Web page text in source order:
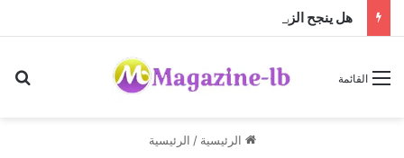
القائمة
الرئيسية / الرئيسية